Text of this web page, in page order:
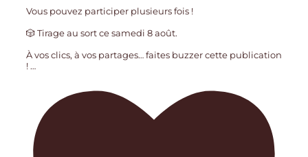
Vous pouvez participer plusieurs fois !
🎲 Tirage au sort ce samedi 8 août.
À vos clics, à vos partages… faites buzzer cette publication
! …